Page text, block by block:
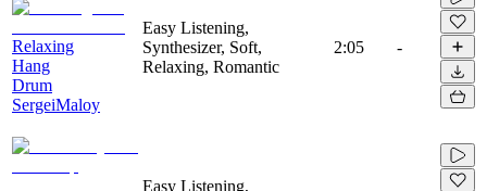
Relaxing
Hang
Drum
SergeiMaloy
Easy Listening,
Synthesizer, Soft,
Relaxing, Romantic
2:05 -
Easy Listening,